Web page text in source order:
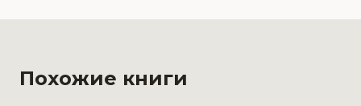
Похожие книги